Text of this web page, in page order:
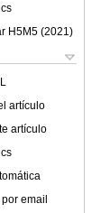
H5M5 (2021 )
artículo
artículo
email